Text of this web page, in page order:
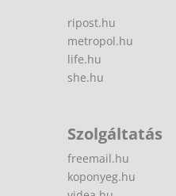
ripost.hu
metropol.hu
life.hu
she.hu
Szolgáltatás
freemail.hu
koponyeg.hu